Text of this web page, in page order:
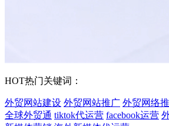
HOT热门关键词：
外贸网站建设 外贸网站推广 外贸网络
全球外贸通 tiktok代运营 facebook运营